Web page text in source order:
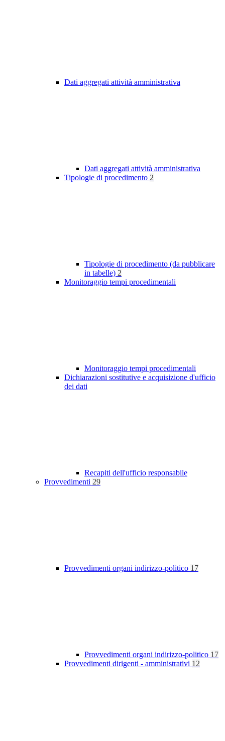
Dati aggregati attività amministrativa
Dati aggregati attività amministrativa
Tipologie di procedimento 2
Tipologie di procedimento (da pubblicare
in tabelle) 2
Monitoraggio tempi procedimentali
Monitoraggio tempi procedimentali
Dichiarazioni sostitutive e acquisizione d'ufficio
dei dati
Recapiti dell'ufficio responsabile
Provvedimenti 29
Provvedimenti organi indirizzo-politico 17
Provvedimenti organi indirizzo-politico 17
Provvedimenti dirigenti - amministrativi 12